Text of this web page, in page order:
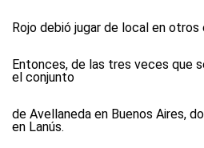
Rojo debió jugar de local en otros
Entonces, de las tres veces que
el conjunto
de Avellaneda en Buenos Aires,
en Lanús.